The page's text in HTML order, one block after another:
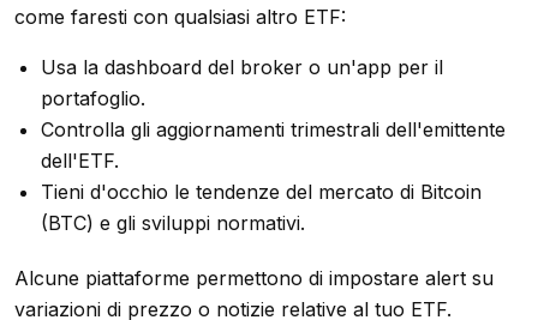
come faresti con qualsiasi altro ETF:
Usa la dashboard del broker o un'app per il
portafoglio.
Controlla gli aggiornamenti trimestrali dell'emittente
dell'ETF.
Tieni d'occhio le tendenze del mercato di Bitcoin
(BTC) e gli sviluppi normativi.
Alcune piattaforme permettono di impostare alert su
variazioni di prezzo o notizie relative al tuo ETF.